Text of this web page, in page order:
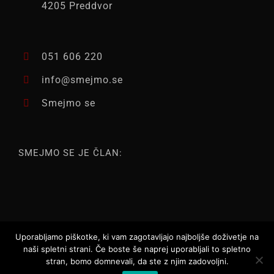
4205 Preddvor
051 606 220
info@smejmo.se
Smejmo se
SMEJMO SE JE ČLAN:
Vse pravice pridržane ©2026 | Smejmo.se |Webtim d.o.o.
Uporabljamo piškotke, ki vam zagotavljajo najboljše doživetje na
naši spletni strani. Če boste še naprej uporabljali to spletno
stran, bomo domnevali, da ste z njim zadovoljni.